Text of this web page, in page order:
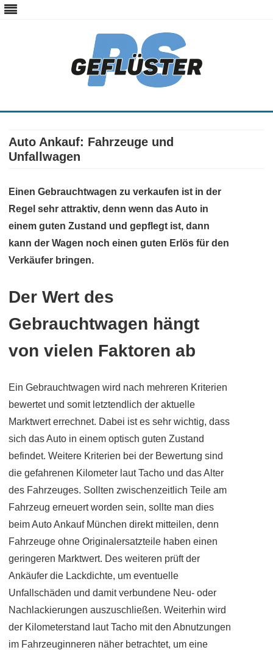
Skip
Auto Ankauf: Fahrzeuge und
Unfallwagen
Einen Gebrauchtwagen zu verkaufen ist in der
Regel sehr attraktiv, denn wenn das Auto in
einem guten Zustand und gepflegt ist, dann
kann der Wagen noch einen guten Erlös für den
Verkäufer bringen.
Der Wert des
Gebrauchtwagen hängt
von vielen Faktoren ab
Ein Gebrauchtwagen wird nach mehreren Kriterien
bewertet und somit letztendlich der aktuelle
Marktwert errechnet. Dabei ist es sehr wichtig, dass
sich das Auto in einem optisch guten Zustand
befindet. Weitere Kriterien bei der Bewertung sind
die gefahrenen Kilometer laut Tacho und das Alter
des Fahrzeuges. Sollten zwischenzeitlich Teile am
Fahrzeug erneuert worden sein, sollte man dies
beim Auto Ankauf München direkt mitteilen, denn
Fahrzeuge ohne Originalersatzteile haben einen
geringeren Marktwert. Des weiteren prüft der
Ankäufer die Lackdichte, um eventuelle
Unfallschäden und damit verbundene Neu- oder
Nachlackierungen auszuschließen. Weiterhin wird
der Kilometerstand laut Tacho mit den Abnutzungen
im Fahrzeuginneren näher betrachtet, um eine